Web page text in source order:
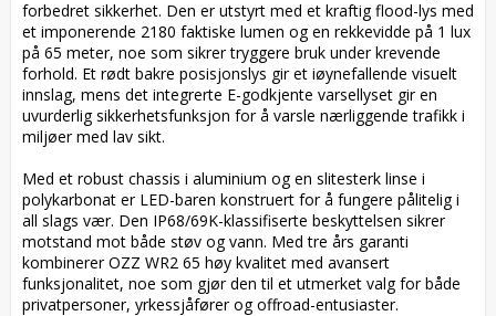
forbedret sikkerhet. Den er utstyrt med et kraftig flood-lys med
et imponerende 2180 faktiske lumen og en rekkevidde på 1 lux
på 65 meter, noe som sikrer tryggere bruk under krevende
forhold. Et rødt bakre posisjonslys gir et iøynefallende visuelt
innslag, mens det integrerte E-godkjente varsellyset gir en
uvurderlig sikkerhetsfunksjon for å varsle nærliggende trafikk i
miljøer med lav sikt.
Med et robust chassis i aluminium og en slitesterk linse i
polykarbonat er LED-baren konstruert for å fungere pålitelig i
all slags vær. Den IP68/69K-klassifiserte beskyttelsen sikrer
motstand mot både støv og vann. Med tre års garanti
kombinerer OZZ WR2 65 høy kvalitet med avansert
funksjonalitet, noe som gjør den til et utmerket valg for både
privatpersoner, yrkessjåfører og offroad-entusiaster.